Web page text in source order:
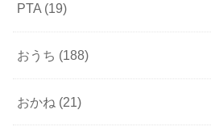
PTA (19)
おうち (188)
おかね (21)